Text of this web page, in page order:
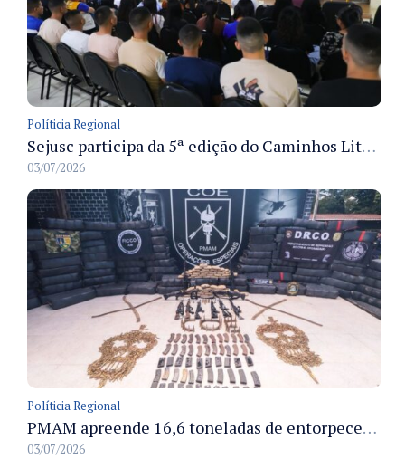
Políticia Regional
Sejusc participa da 5ª edição do Caminhos Literários com foco na cultura hip-hop nas unidades socioeducativas
03/07/2026
Políticia Regional
PMAM apreende 16,6 toneladas de entorpecentes e registra aumento nas prisões em flagrante e nas capturas de foragidos no primeiro semestre de 2026
03/07/2026